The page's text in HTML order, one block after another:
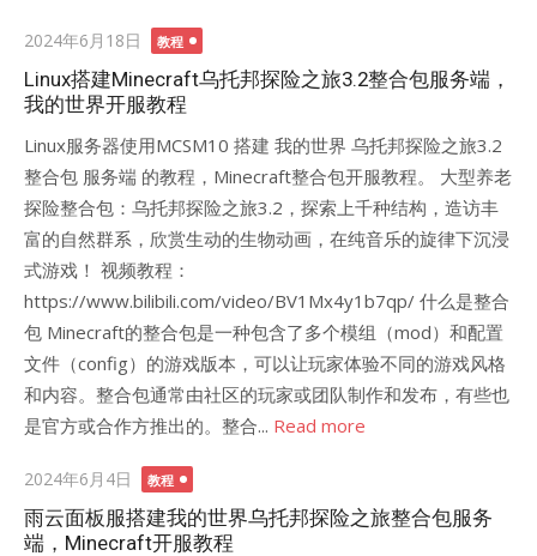
Posted
on
2024年6月18日 教程
Linux搭建Minecraft乌托邦探险之旅3.2整合包服务端，
我的世界开服教程
Linux服务器使用MCSM10 搭建 我的世界 乌托邦探险之旅3.2
整合包 服务端 的教程，Minecraft整合包开服教程。 大型养老
探险整合包：乌托邦探险之旅3.2，探索上千种结构，造访丰
富的自然群系，欣赏生动的生物动画，在纯音乐的旋律下沉浸
式游戏！ 视频教程：
https://www.bilibili.com/video/BV1Mx4y1b7qp/ 什么是整合
包 Minecraft的整合包是一种包含了多个模组（mod）和配置
文件（config）的游戏版本，可以让玩家体验不同的游戏风格
和内容。整合包通常由社区的玩家或团队制作和发布，有些也
是官方或合作方推出的。整合... Read more
Posted
on
2024年6月4日 教程
雨云面板服搭建我的世界乌托邦探险之旅整合包服务
端，Minecraft开服教程